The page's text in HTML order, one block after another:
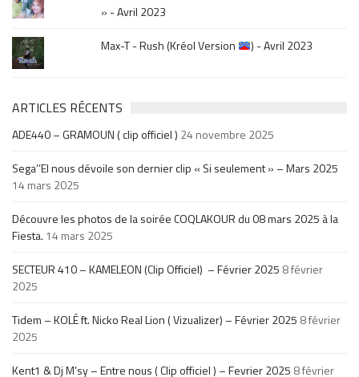
» - Avril 2023
Max-T - Rush (Kréol Version
) - Avril 2023
ARTICLES RÉCENTS
ADE440 – GRAMOUN ( clip officiel ) 24 novembre 2025
Sega’’El nous dévoile son dernier clip « Si seulement » – Mars 2025
14 mars 2025
Découvre les photos de la soirée COQLAKOUR du 08 mars 2025 à la
Fiesta. 14 mars 2025
SECTEUR 410 – KAMELEON (Clip Officiel) – Février 2025 8 février
2025
Tidem – KOLÉ ft. Nicko Real Lion ( Vizualizer) – Février 2025 8 février
2025
Kent1 & Dj M’sy – Entre nous ( Clip officiel ) – Fevrier 2025 8 février